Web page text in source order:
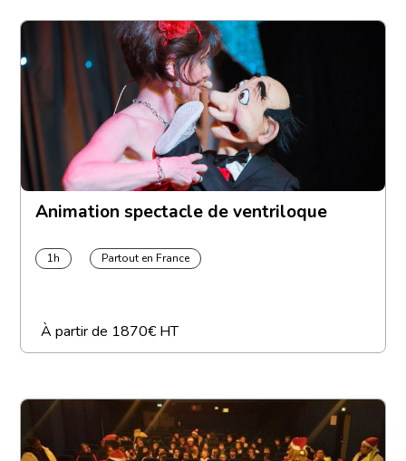
Animation spectacle de ventriloque
1h Partout en France
À partir de 1870€ HT